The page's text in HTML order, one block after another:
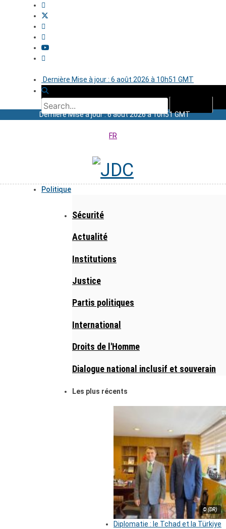
Dernière Mise à jour : 6 août 2026 à 10h51 GMT
Dernière Mise à jour : 6 août 2026 à 10h51 GMT
FR
Politique
Sécurité
Actualité
Institutions
Justice
Partis politiques
International
Droits de l'Homme
Dialogue national inclusif et souverain
Les plus récents
© (DR)
Diplomatie : le Tchad et la Türkiye